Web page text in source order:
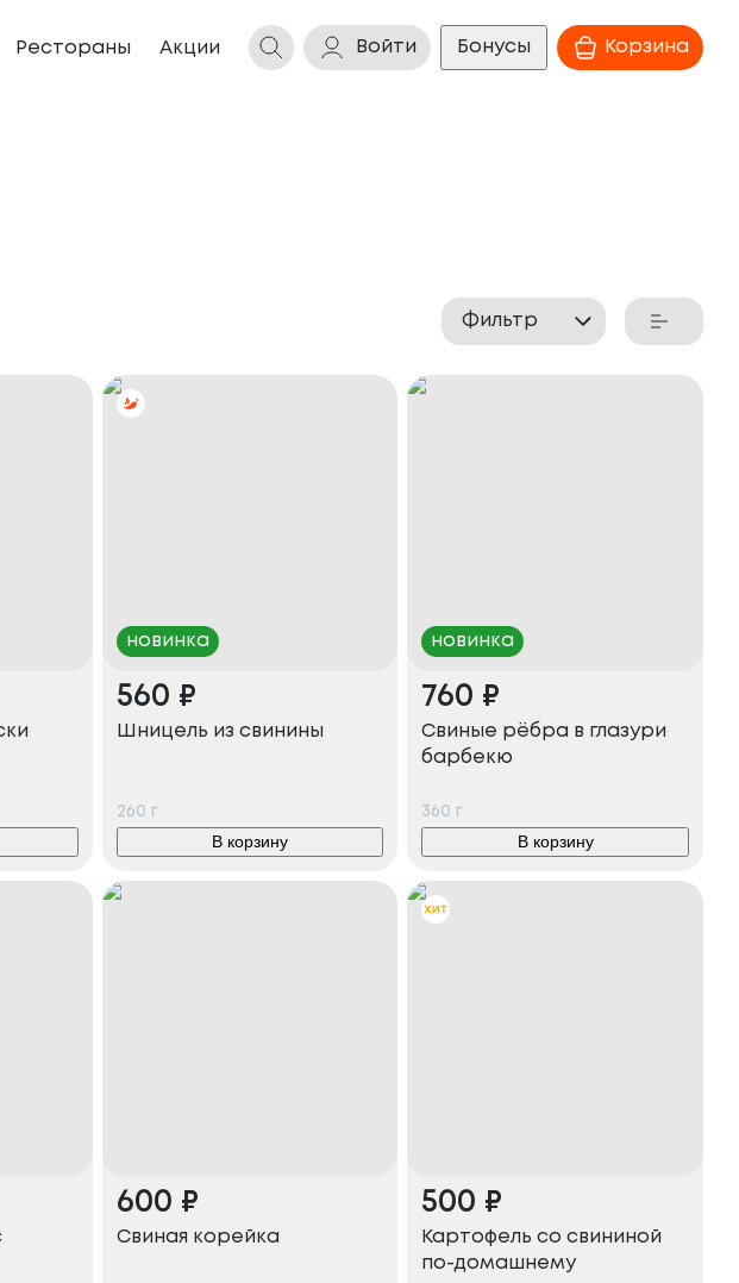
Рестораны Акции Войти Бонусы Корзина
Фильтр
новинка
560 ₽
Шницель из свинины
260 г
В корзину
новинка
760 ₽
Свиные рёбра в глазури
барбекю
360 г
В корзину
600 ₽
Свиная корейка
500 ₽
Картофель со свининой
по-домашнему